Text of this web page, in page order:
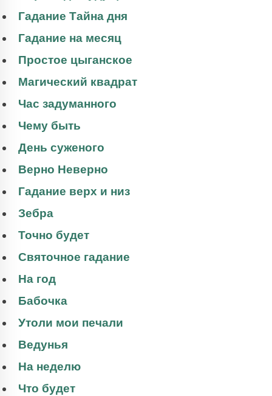
Гадание Тайна дня
Гадание на месяц
Простое цыганское
Магический квадрат
Час задуманного
Чему быть
День суженого
Верно Неверно
Гадание верх и низ
Зебра
Точно будет
Святочное гадание
На год
Бабочка
Утоли мои печали
Ведунья
На неделю
Что будет